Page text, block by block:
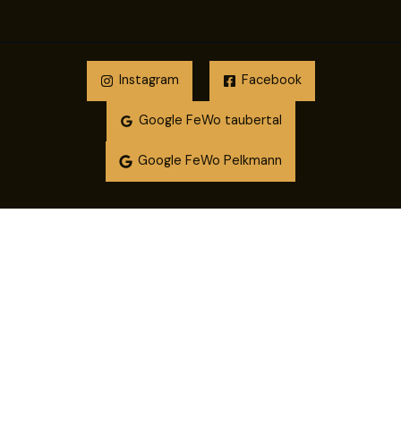
Instagram Facebook
Google FeWo taubertal
Google FeWo Pelkmann